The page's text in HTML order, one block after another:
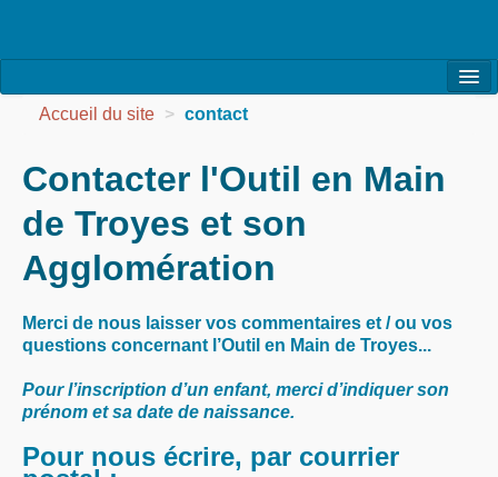
l’Association
les Evénements
les Réalisations
Agenda
Contact
Accueil du site > contact
Contacter l'Outil en Main
de Troyes et son
Agglomération
Merci de nous laisser vos commentaires et / ou vos
questions concernant l’Outil en Main de Troyes...
Pour l’inscription d’un enfant, merci d’indiquer son
prénom et sa date de naissance.
Pour nous écrire, par courrier